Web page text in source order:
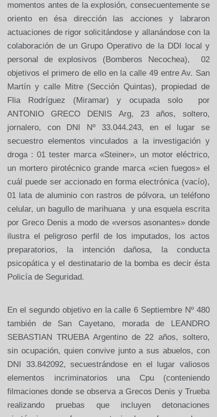
momentos antes de la explosión, consecuentemente se
oriento en ésa dirección las acciones y labraron
actuaciones de rigor solicitándose y allanándose con la
colaboración de un Grupo Operativo de la DDI local y
personal de explosivos (Bomberos Necochea),
02
objetivos el primero de ello en la calle 49 entre Av. San
Martín y calle Mitre (Sección Quintas), propiedad de
Flia Rodríguez (Miramar) y ocupada solo
por
ANTONIO GRECO DENIS Arg, 23 años, soltero,
jornalero, con DNI Nº 33.044.243, en el lugar se
secuestro elementos vinculados a la investigación y
droga : 01 tester marca «Steiner», un motor eléctrico,
un mortero pirotécnico grande marca «cien fuegos» el
cuál puede ser accionado en forma electrónica (vacío),
01 lata de aluminio con rastros de pólvora, un teléfono
celular, un bagullo de marihuana
y una esquela escrita
por Greco Denis a modo de «versos asonantes» donde
ilustra el peligroso perfil de los imputados, los actos
preparatorios, la intención dañosa, la conducta
psicopática y el destinatario de la bomba es decir ésta
Policía de Seguridad.
En el segundo objetivo en la calle 6 Septiembre Nº 480
también de San Cayetano, morada de LEANDRO
SEBASTIAN TRUEBA Argentino de 22 años, soltero,
sin ocupación, quien convive junto a sus abuelos, con
DNI 33.842092, secuestrándose en el lugar valiosos
elementos incriminatorios una Cpu (conteniendo
filmaciones donde se observa a Grecos Denis y Trueba
realizando pruebas que incluyen detonaciones